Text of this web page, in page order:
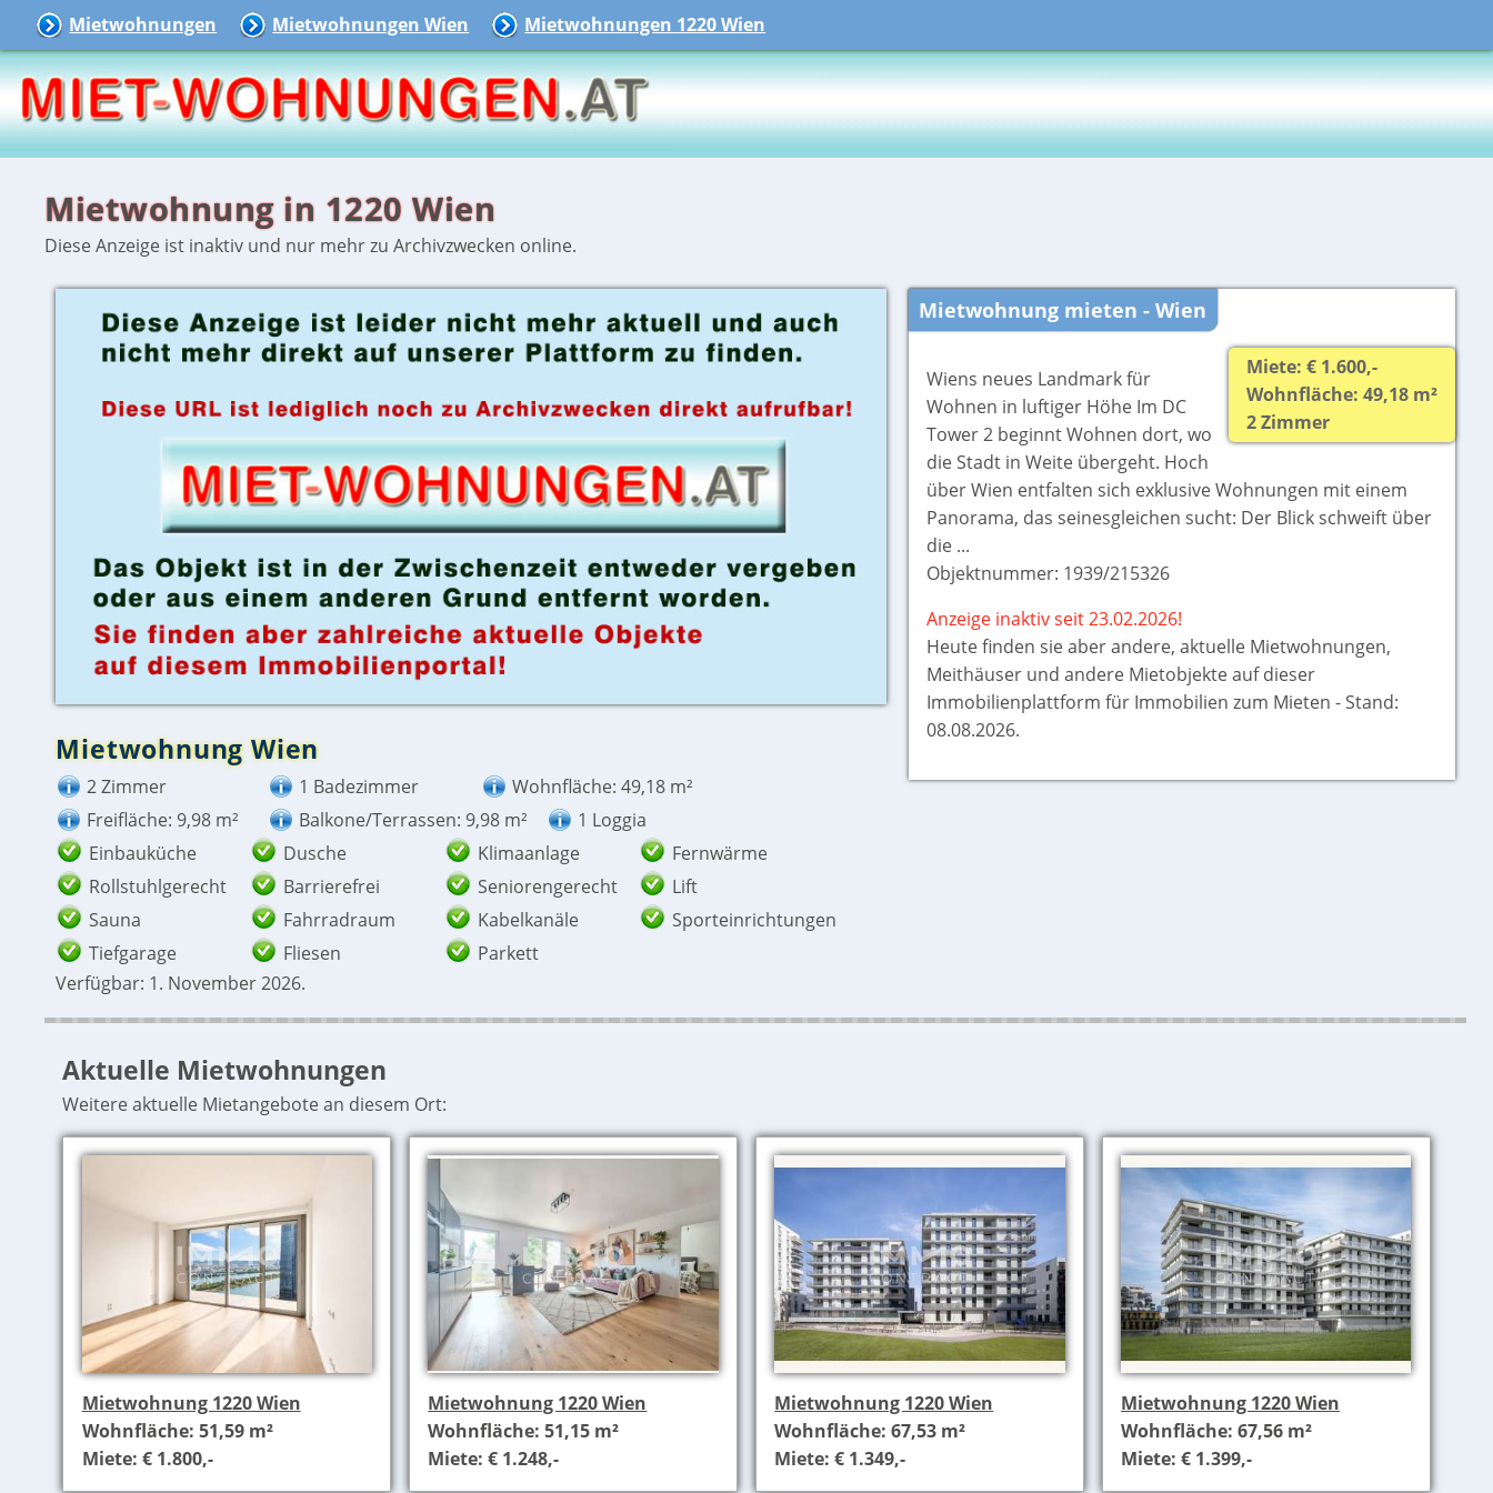
Mietwohnungen Mietwohnungen Wien Mietwohnungen 1220 Wien
Mietwohnung in 1220 Wien
Diese Anzeige ist inaktiv und nur mehr zu Archivzwecken online.
Mietwohnung Wien
2 Zimmer 1 Badezimmer
Wohnfläche: 49,18 m²
Freifläche: 9,98 m²
Balkone/Terrassen: 9,98 m²
1 Loggia
Einbauküche
Dusche Klimaanlage
Fernwärme
Rollstuhlgerecht
Barrierefrei Seniorengerecht
Lift
Sauna
Fahrradraum Kabelkanäle
Sporteinrichtungen
Tiefgarage
Fliesen
Parkett
Verfügbar: 1. November 2026.
Mietwohnung mieten - Wien
Miete: € 1.600,-
Wohnfläche: 49,18 m²
2 Zimmer
Wiens neues Landmark für
Wohnen in luftiger Höhe Im DC
Tower 2 beginnt Wohnen dort, wo
die Stadt in Weite übergeht. Hoch
über Wien entfalten sich exklusive Wohnungen mit einem
Panorama, das seinesgleichen sucht: Der Blick schweift über
die ...
Objektnummer: 1939/215326
Anzeige inaktiv seit 23.02.2026!
Heute finden sie aberandere, aktuelle Mietwohnungen,
Meithäuser und andere Mietobjekte auf dieser
Immobilienplattform für Immobilien zum Mieten - Stand:
08.08.2026.
Aktuelle Mietwohnungen
Weitere aktuelle Mietangebote an diesem Ort:
Mietwohnung 1220 Wien
Wohnfläche: 51,59 m²
Miete: € 1.800,-
Mietwohnung 1220 Wien
Wohnfläche: 51,15 m²
Miete: € 1.248,-
Mietwohnung 1220 Wien
Wohnfläche: 67,53 m²
Miete: € 1.349,-
Mietwohnung 1220 Wien
Wohnfläche: 67,56 m²
Miete: € 1.399,-